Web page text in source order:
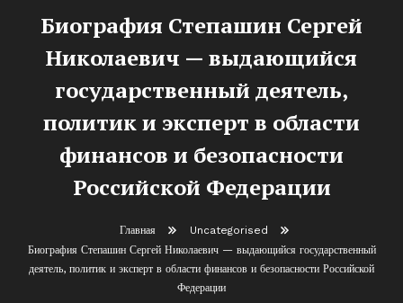
Биография Степашин Сергей
Николаевич — выдающийся
государственный деятель,
политик и эксперт в области
финансов и безопасности
Российской Федерации
Главная
Uncategorised
Биография Степашин Сергей Николаевич — выдающийся государственный
деятель, политик и эксперт в области финансов и безопасности Российской
Федерации